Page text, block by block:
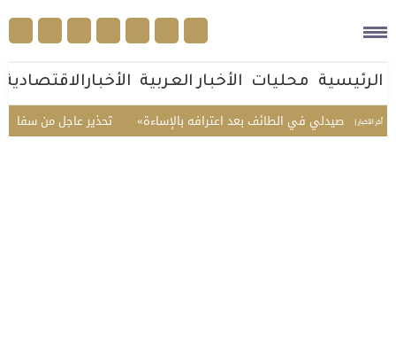
الرئيسية محليات الأخبار العربية الأخبارالاقتصادية
أخر الأخبار | تحذير عاجل من سفارة المملكة في الطائف بعد اعترافه بالإساءة